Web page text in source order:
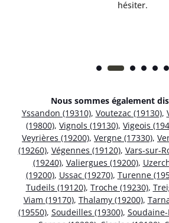
hésiter.
Nous sommes également
Yssandon (19310), Voutezac (19130),
(19800), Vignols (19130), Vigeois
Veyrières (19200), Vergne (17330),
(19260), Végennes (19120), Vars-sur-
(19240), Valiergues (19200),
(19200), Ussac (19270), Turenne
Tudeils (19120), Troche (19230),
Viam (19170), Thalamy (19200),
(19550), Soudeilles (19300),